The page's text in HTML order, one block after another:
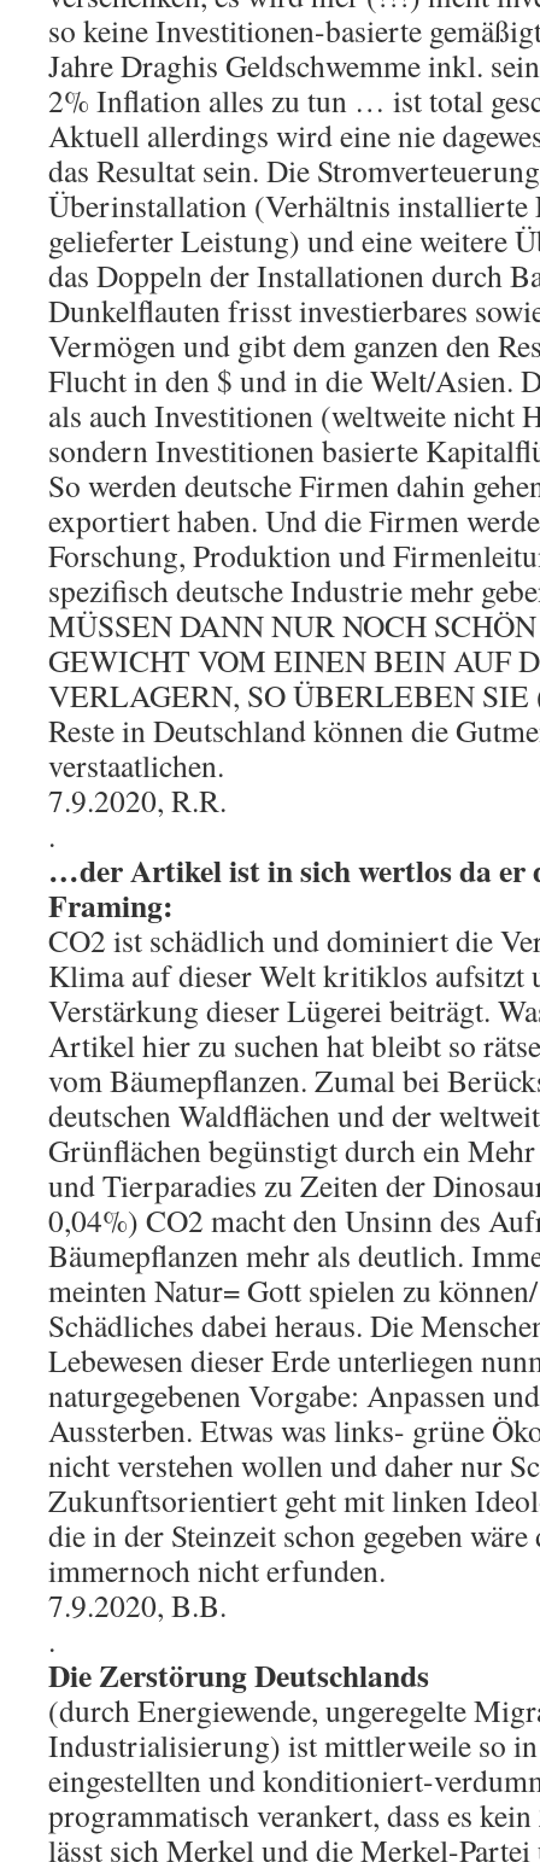
so keine Investitionen-basierte
Jahre Draghis Geldschwemme inkl.
2% Inflation alles zu tun … ist total
Aktuell allerdings wird eine nie
das Resultat sein. Die
Überinstallation (Verhältnis installierte
gelieferter Leistung) und eine weitere
das Doppeln der Installationen durch
Dunkelflauten frisst investierbares
Vermögen und gibt dem ganzen den
Flucht in den $ und in die Welt/Asien.
als auch Investitionen (weltweite nicht
sondern Investitionen basierte
So werden deutsche Firmen dahin
exportiert haben. Und die Firmen
Forschung, Produktion und
spezifisch deutsche Industrie mehr
MÜSSEN DANN NUR NOCH
GEWICHT VOM EINEN BEIN AUF
VERLAGERN, SO ÜBERLEBEN SIE
Reste in Deutschland können die
verstaatlichen.
7.9.2020, R.R.
.
…der Artikel ist in sich wertlos da er
Framing:
CO2 ist schädlich und dominiert die
Klima auf dieser Welt kritiklos aufsitzt
Verstärkung dieser Lügerei beiträgt.
Artikel hier zu suchen hat bleibt so
vom Bäumepflanzen. Zumal bei
deutschen Waldflächen und der
Grünflächen begünstigt durch ein
und Tierparadies zu Zeiten der
0,04%) CO2 macht den Unsinn des
Bäumepflanzen mehr als deutlich.
meinten Natur= Gott spielen zu
Schädliches dabei heraus. Die
Lebewesen dieser Erde unterliegen
naturgegebenen Vorgabe: Anpassen
Aussterben. Etwas was links- grüne
nicht verstehen wollen und daher nur
Zukunftsorientiert geht mit linken
die in der Steinzeit schon gegeben wäre
immernoch nicht erfunden.
7.9.2020, B.B.
.
Die Zerstörung Deutschlands
(durch Energiewende, ungeregelte
Industrialisierung) ist mittlerweile so
eingestellten und konditioniert-
programmatisch verankert, dass es
lässt sich Merkel und die Merkel-